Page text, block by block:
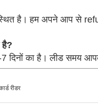
है। हम अपने आप से
है?
दिनों का है। लीड समय आपके
रीडर